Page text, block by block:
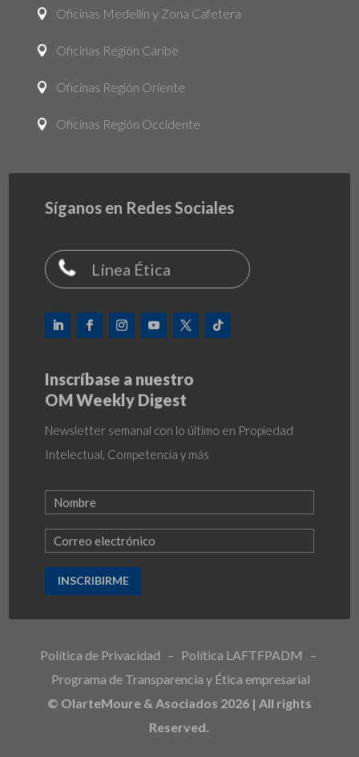
 Oficinas Medellín y Zona Cafetera
 Oficinas Región Caribe
 Oficinas Región Oriente
 Oficinas Región Occidente
Síganos en Redes Sociales
Línea Ética
Inscríbase a nuestro
OM Weekly Digest
Newsletter semanal con lo último en Propiedad
Intelectual, Competencia y más
INSCRIBIRME
Política de Privacidad – Política LAFTFPADM
–
Programa de Transparencia y Ética empresarial
© OlarteMoure & Asociados 2026 | All rights
Reserved.